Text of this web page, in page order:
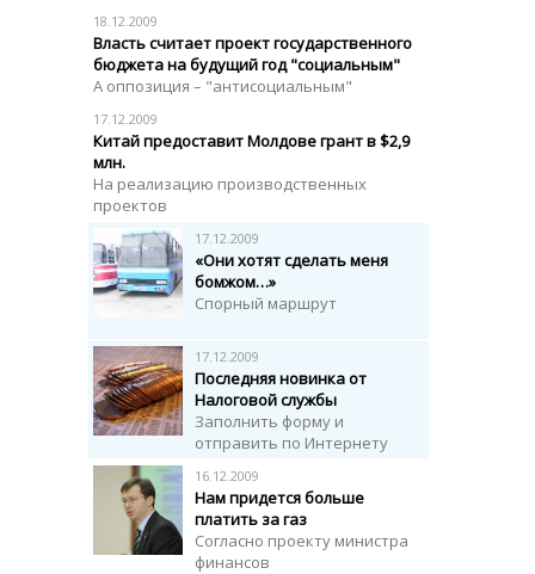
18.12.2009
Власть считает проект государственного
бюджета на будущий год "социальным"
А оппозиция – "антисоциальным"
17.12.2009
Китай предоставит Молдове грант в $2,9
млн.
На реализацию производственных
проектов
17.12.2009
«Они хотят сделать меня
бомжом…»
Спорный маршрут
17.12.2009
Последняя новинка от
Налоговой службы
Заполнить форму и
отправить по Интернету
16.12.2009
Нам придется больше
платить за газ
Согласно проекту министра
финансов